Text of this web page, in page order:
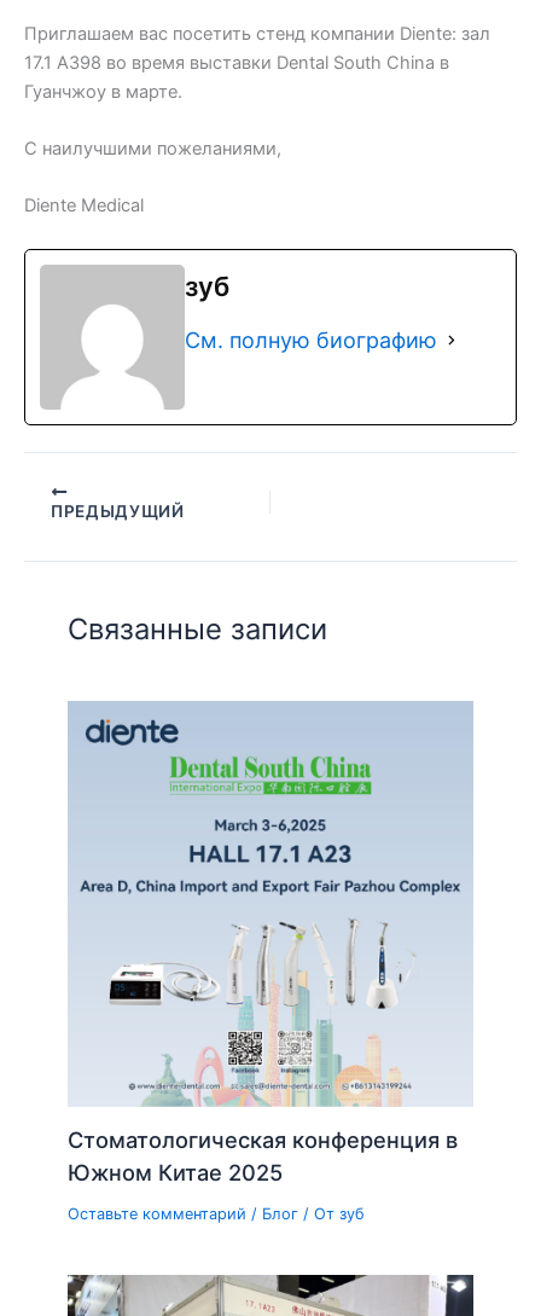
Приглашаем вас посетить стенд компании Diente: зал
17.1 A398 во время выставки Dental South China в
Гуанчжоу в марте.
С наилучшими пожеланиями,
Diente Medical
зуб
См. полную биографию
ПРЕДЫДУЩИЙ
Связанные записи
Стоматологическая конференция в
Южном Китае 2025
Оставьте комментарий / Блог / Отзуб